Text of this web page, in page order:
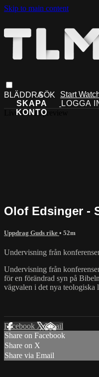
Skip to main content
Start
Live stream preview
Olof Edsinger -
Uppdrag Guds rike • 52m
Undervisning från
Undervisning från
för en förändrad syn på
vägvalen i det nya teologiska
Facebook XEmail
Share on Facebook
Share on X
Share via Email